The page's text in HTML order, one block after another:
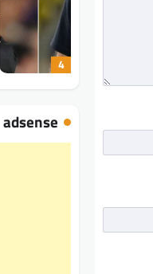
4
adsense